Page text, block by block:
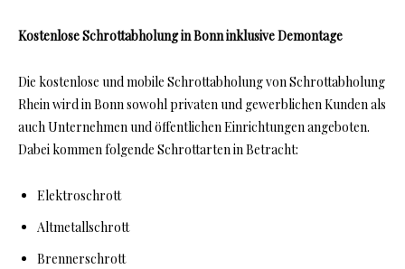
Kostenlose Schrottabholung in Bonn inklusive Demontage
Die kostenlose und mobile Schrottabholung von Schrottabholung
Rhein wird in Bonn sowohl privaten und gewerblichen Kunden als
auch Unternehmen und öffentlichen Einrichtungen angeboten.
Dabei kommen folgende Schrottarten in Betracht:
Elektroschrott
Altmetallschrott
Brennerschrott